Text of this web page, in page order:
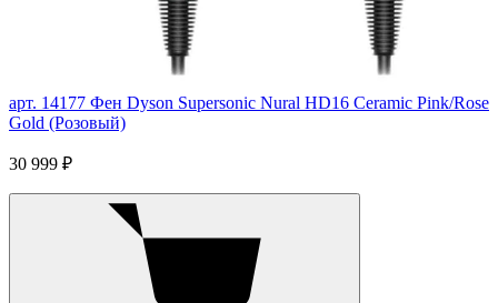
арт. 14177 Фен Dyson Supersonic Nural HD16 Ceramic Pink/Rose
Gold (Розовый)
30 999 ₽